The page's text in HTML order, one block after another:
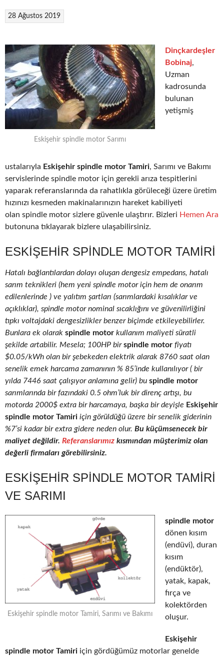
28 Ağustos 2019
Eskişehir spindle motor Sarımı
Dinçkardeşler
Bobinaj,
Uzman
kadrosunda
bulunan
yetişmiş
ustalarıyla Eskişehir spindle motor Tamiri, Sarımı ve Bakımı
servislerinde spindle motor için gerekli arıza tespitlerini
yaparak referanslarında da rahatlıkla görüleceği üzere üretim
hızınızı kesmeden makinalarınızın hareket kabiliyeti
olan spindle motor sizlere güvenle ulaştırır. Bizleri Hemen Ara
butonuna tıklayarak bizlere ulaşabilirsiniz.
ESKIŞEHIR SPINDLE MOTOR TAMIRI
Hatalı bağlantılardan dolayı oluşan dengesiz empedans, hatalı
sarım teknikleri (hem yeni spindle motor için hem de onarım
edilenlerinde ) ve yalıtım şartları (sarımlardaki kısalıklar ve
açıklıklar), spindle motor nominal sıcaklığını ve güvenilirliğini
tıpkı voltajdaki dengesizlikler benzer biçimde etkileyebilirler.
Bunlara ek olarak spindle motor kullanım maliyeti süratli
şekilde artabilir. Mesela; 100HP birspindle motor fiyatı
$0.05/kWh olan bir şebekeden elektrik alarak 8760 saat olan
senelik emek harcama zamanının % 85’inde kullanılıyor ( bir
yılda 7446 saat çalışıyor anlamına gelir) bu spindle motor
sarımlarında bir fazındaki 0.5 ohm’luk bir direnç artışı, bu
motorda 2000$ extra bir harcamaya, başka bir deyişle Eskişehir
spindle motor Tamiri için görüldüğü üzere bir senelik giderinin
%7’si kadar bir extra gidere neden olur. Bu küçümsenecek bir
maliyet değildir. Referanslarımız kısmından müşterimiz olan
değerli firmaları görebilirsiniz.
ESKIŞEHIR SPINDLE MOTOR TAMIRI
VE SARIMI
Eskişehir spindle motor Tamiri, Sarımı ve Bakımı
spindle motor
dönen kısım
(endüvi), duran
kısım
(endüktör),
yatak, kapak,
fırça ve
kolektörden
oluşur.
Eskişehir
spindle motor Tamiri için gördüğümüz motorlar genelde